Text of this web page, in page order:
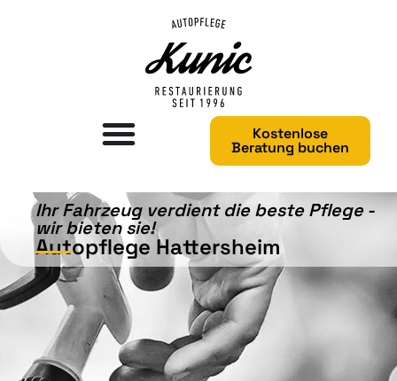
Kostenlose
Beratung buchen
Ihr Fahrzeug verdient die beste Pflege -
wir bieten sie!​
Autopflege Hattersheim